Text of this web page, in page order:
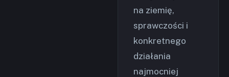
na ziemię,
sprawczości i
konkretnego
działania
najmocniej